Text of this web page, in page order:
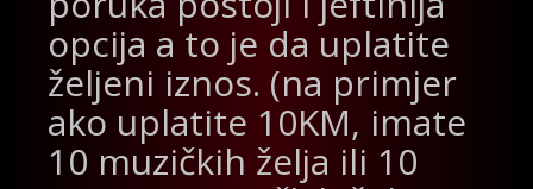
opcija a to je da uplatite
željeni iznos. (na primjer
ako uplatite 10KM, imate
10 muzičkih želja ili 10